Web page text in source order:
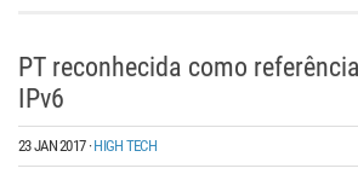
PT reconhecida como
IPv6
23 JAN 2017·HIGH TECH